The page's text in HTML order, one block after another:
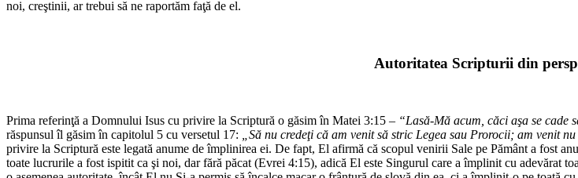
noi, creştinii, ar trebui să ne raportăm faţă de el.
Autoritatea Scripturii din
Prima referinţă a Domnului Isus cu privire la Scriptură o găsim în Matei 3:15 – “Lasă-Mă acum, căci aşa se cade
răspunsul îl găsim în capitolul 5 cu versetul 17:
„Să nu credeţi că am venit să stric Legea sau Prorocii; am venit
privire la Scriptură este legată anume de împlinirea ei. De fapt, El afirmă că scopul venirii Sale pe Pământ a fost
toate lucrurile a fost ispitit ca şi noi, dar fără păcat (Evrei 4:15), adică El este Singurul care a împlinit cu adevărat